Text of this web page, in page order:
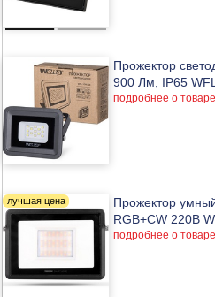
Прожектор
900 Лм, IP65
подробнее о товаре
Прожектор
RGB+CW 220В
подробнее о товаре